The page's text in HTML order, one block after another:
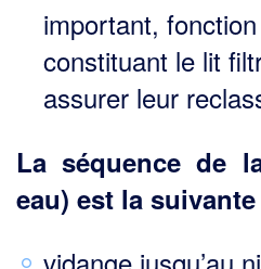
important,
constituant le lit
assurer leur
La séquence de
eau) est la